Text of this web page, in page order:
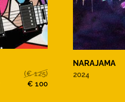
(€ 125)
€ 100
NARAJAMA
2024